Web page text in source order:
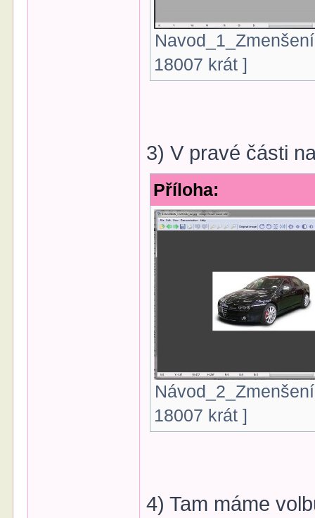
18007 krát ]
3) V pravé části
Příloha:
18007 krát ]
4) Tam máme